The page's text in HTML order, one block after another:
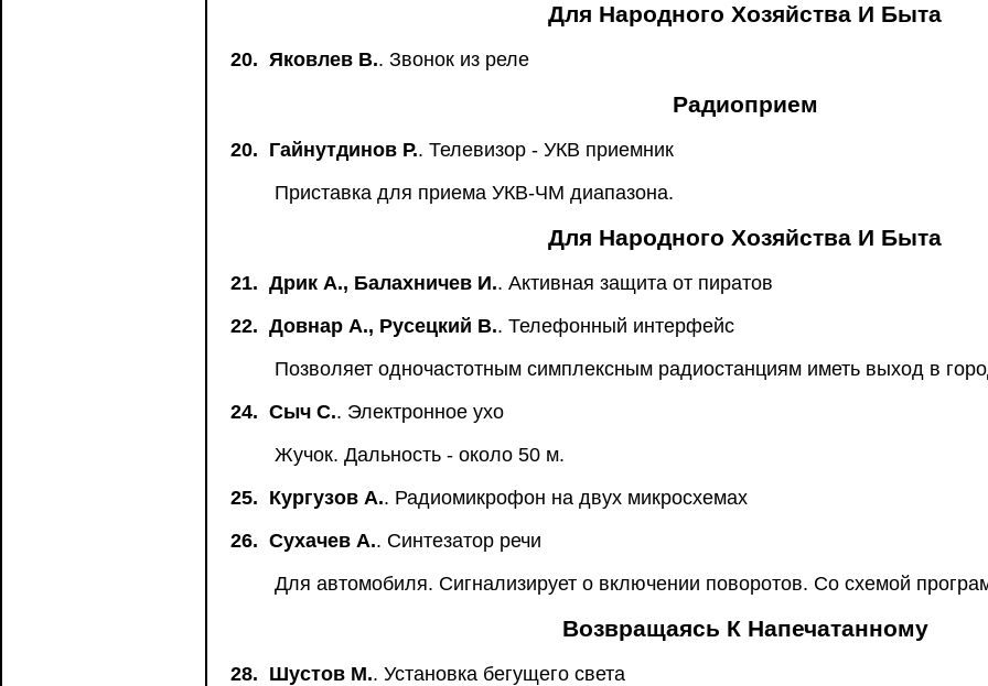
Для Народного Хозяйства И Быта
20. Яковлев В.. Звонок из реле
Радиоприем
20. Гайнутдинов Р.. Телевизор - УКВ приемник
Приставка для приема УКВ-ЧМ диапазона.
Для Народного Хозяйства И Быта
21. Дрик А., Балахничев И.. Активная защита от пиратов
22. Довнар А., Русецкий В.. Телефонный интерфейс
Позволяет одночастотным симплексным радиостанциям иметь выход в
24. Сыч С.. Электронное ухо
Жучок. Дальность - около 50 м.
25. Кургузов А.. Радиомикрофон на двух микросхемах
26. Сухачев А.. Синтезатор речи
Для автомобиля. Сигнализирует о включении поворотов. Со схемой
Возвращаясь К Напечатанному
28. Шустов М.. Установка бегущего света